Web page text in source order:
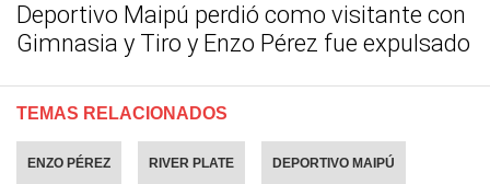
Deportivo Maipú perdió como visitante con
Gimnasia y Tiro y Enzo Pérez fue expulsado
TEMAS RELACIONADOS
ENZO PÉREZ RIVER PLATE DEPORTIVO MAIPÚ